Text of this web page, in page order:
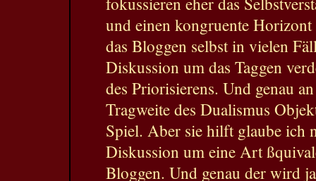
und einen kongruente
das Bloggen selbst in vielen
Diskussion um das Taggen
des Priorisierens. Und genau
Tragweite des Dualismus
Spiel. Aber sie hilft glaube ich
Diskussion um eine Art
Bloggen. Und genau der wird